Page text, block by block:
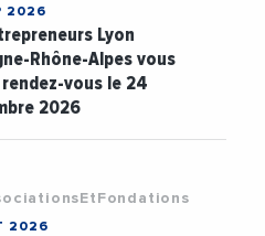
2026
Lyon
Rhône-Alpes vous
vous le 24
2026
2026